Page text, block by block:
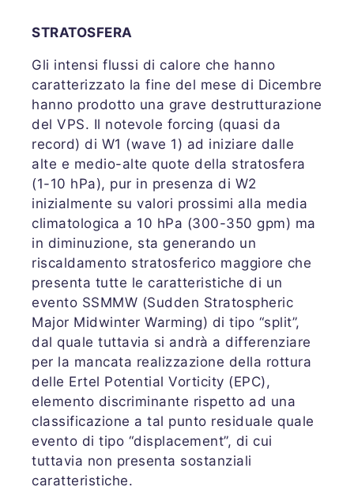
STRATOSFERA
Gli intensi flussi di calore che hanno
caratterizzato la fine del mese di Dicembre
hanno prodotto una grave destrutturazione
del VPS. Il notevole forcing (quasi da
record) di W1 (wave 1) ad iniziare dalle
alte e medio-alte quote della stratosfera
(1-10 hPa), pur in presenza di W2
inizialmente su valori prossimi alla media
climatologica a 10 hPa (300-350 gpm) ma
in diminuzione, sta generando un
riscaldamento stratosferico maggiore che
presenta tutte le caratteristiche di un
evento SSMMW (Sudden Stratospheric
Major Midwinter Warming) di tipo “split”,
dal quale tuttavia si andrà a differenziare
per la mancata realizzazione della rottura
delle Ertel Potential Vorticity (EPC),
elemento discriminante rispetto ad una
classificazione a tal punto residuale quale
evento di tipo “displacement”, di cui
tuttavia non presenta sostanziali
caratteristiche.